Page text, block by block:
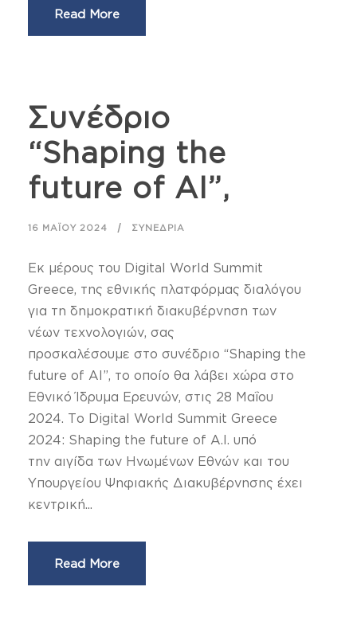
Read More
Συνέδριο
“Shaping the
future of AI”,
16 ΜΑΪ́ΟΥ 2024 ΣΥΝΈΔΡΙΑ
Εκ μέρους του Digital World Summit
Greece, της εθνικής πλατφόρμας διαλόγου
για τη δημοκρατική διακυβέρνηση των
νέων τεχνολογιών, σας
προσκαλέσουμε στο συνέδριο “Shaping the
future of AI”, το οποίο θα λάβει χώρα στο
Εθνικό Ίδρυμα Ερευνών, στις 28 Μαΐου
2024. Το Digital World Summit Greece
2024: Shaping the future of A.I. υπό
την αιγίδα των Ηνωμένων Εθνών και του
Υπουργείου Ψηφιακής Διακυβέρνησης έχει
κεντρική...
Read More